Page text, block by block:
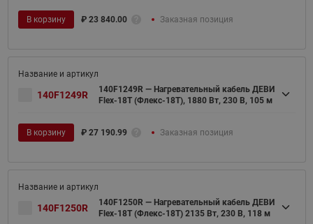
В корзину ₽ 23 840.00 Заказная позиция
140F1249R
140F1249R — Нагревательный кабель ДЕВИ
Flex-18T (Флекс-18Т), 1880 Вт, 230 В, 105 м
В корзину ₽ 27 190.99 Заказная позиция
140F1250R
140F1250R — Нагревательный кабель ДЕВИ
Flex-18T (Флекс-18Т) 2135 Вт, 230 В, 118 м